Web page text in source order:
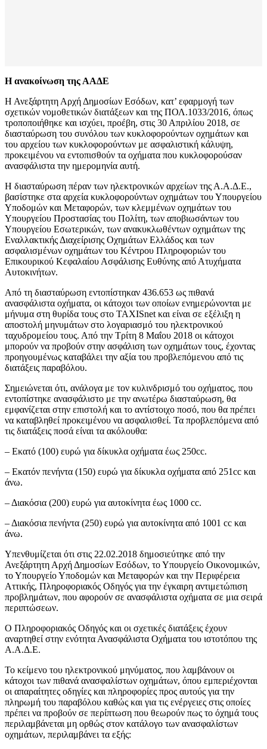
Η ανακοίνωση της ΑΑΔΕ
Η Ανεξάρτητη Αρχή Δημοσίων Εσόδων, κατ’ εφαρμογή των
σχετικών νομοθετικών διατάξεων και της ΠΟΛ.1033/2016, όπως
τροποποιήθηκε και ισχύει, προέβη, στις 30 Απριλίου 2018, σε
διασταύρωση του συνόλου των κυκλοφορούντων οχημάτων και
του αρχείου των κυκλοφορούντων με ασφαλιστική κάλυψη,
προκειμένου να εντοπισθούν τα οχήματα που κυκλοφορούσαν
ανασφάλιστα την ημερομηνία αυτή.
Η διασταύρωση πέραν των ηλεκτρονικών αρχείων της Α.Α.Δ.Ε.,
βασίστηκε στα αρχεία κυκλοφορούντων οχημάτων του Υπουργείου
Υποδομών και Μεταφορών, των κλεμμένων οχημάτων του
Υπουργείου Προστασίας του Πολίτη, των αποβιωσάντων του
Υπουργείου Εσωτερικών, των ανακυκλωθέντων οχημάτων της
Εναλλακτικής Διαχείρισης Οχημάτων Ελλάδος και των
ασφαλισμένων οχημάτων του Κέντρου Πληροφοριών του
Επικουρικού Κεφαλαίου Ασφάλισης Ευθύνης από Ατυχήματα
Αυτοκινήτων.
Από τη διασταύρωση εντοπίστηκαν 436.653 ως πιθανά
ανασφάλιστα οχήματα, οι κάτοχοι των οποίων ενημερώνονται με
μήνυμα στη θυρίδα τους στο TAXISnet και είναι σε εξέλιξη η
αποστολή μηνυμάτων στο λογαριασμό του ηλεκτρονικού
ταχυδρομείου τους. Από την Τρίτη 8 Μαΐου 2018 οι κάτοχοι
μπορούν να προβούν στην ασφάλιση των οχημάτων τους, έχοντας
προηγουμένως καταβάλει την αξία του προβλεπόμενου από τις
διατάξεις παραβόλου.
Σημειώνεται ότι, ανάλογα με τον κυλινδρισμό του οχήματος, που
εντοπίστηκε ανασφάλιστο με την ανωτέρω διασταύρωση, θα
εμφανίζεται στην επιστολή και το αντίστοιχο ποσό, που θα πρέπει
να καταβληθεί προκειμένου να ασφαλισθεί. Τα προβλεπόμενα από
τις διατάξεις ποσά είναι τα ακόλουθα:
– Εκατό (100) ευρώ για δίκυκλα οχήματα έως 250cc.
– Εκατόν πενήντα (150) ευρώ για δίκυκλα οχήματα από 251cc και
άνω.
– Διακόσια (200) ευρώ για αυτοκίνητα έως 1000 cc.
– Διακόσια πενήντα (250) ευρώ για αυτοκίνητα από 1001 cc και
άνω.
Υπενθυμίζεται ότι στις 22.02.2018 δημοσιεύτηκε από την
Ανεξάρτητη Αρχή Δημοσίων Εσόδων, το Υπουργείο Οικονομικών,
το Υπουργείο Υποδομών και Μεταφορών και την Περιφέρεια
Αττικής, Πληροφοριακός Οδηγός για την έγκαιρη αντιμετώπιση
προβλημάτων, που αφορούν σε ανασφάλιστα οχήματα σε μια σειρά
περιπτώσεων.
Ο Πληροφοριακός Οδηγός και οι σχετικές διατάξεις έχουν
αναρτηθεί στην ενότητα Ανασφάλιστα Οχήματα του ιστοτόπου της
Α.Α.Δ.Ε.
Το κείμενο του ηλεκτρονικού μηνύματος, που λαμβάνουν οι
κάτοχοι των πιθανά ανασφαλίστων οχημάτων, όπου εμπεριέχονται
οι απαραίτητες οδηγίες και πληροφορίες προς αυτούς για την
πληρωμή του παραβόλου καθώς και για τις ενέργειες στις οποίες
πρέπει να προβούν σε περίπτωση που θεωρούν πως το όχημά τους
περιλαμβάνεται μη ορθώς στον κατάλογο των ανασφαλίστων
οχημάτων, περιλαμβάνει τα εξής: